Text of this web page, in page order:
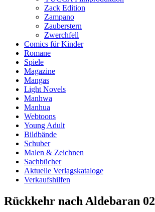
Zack Edition
Zampano
Zauberstern
Zwerchfell
Comics für Kinder
Romane
Spiele
Magazine
Mangas
Light Novels
Manhwa
Manhua
Webtoons
Young Adult
Bildbände
Schuber
Malen & Zeichnen
Sachbücher
Aktuelle Verlagskataloge
Verkaufshilfen
Rückkehr nach Aldebaran 02